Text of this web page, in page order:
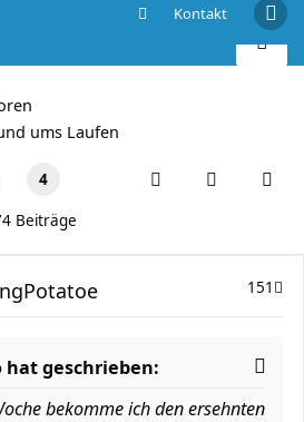
Kontakt
ums Laufen
4
Beiträge
151
geschrieben:
bekomme ich den ersehnten